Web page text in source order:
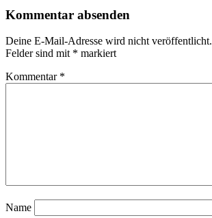
Kommentar absenden
Deine E-Mail-Adresse wird nicht veröffentlicht.
Felder sind mit * markiert
Kommentar *
Name